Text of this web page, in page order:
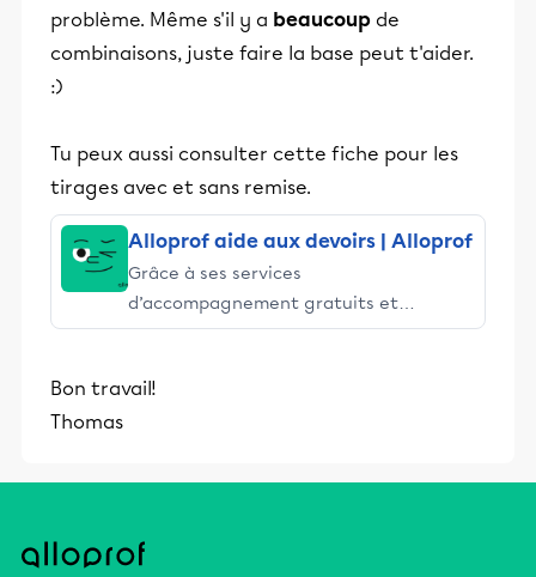
problème. Même s'il y a beaucoup de
combinaisons, juste faire la base peut t'aider.
:)
Tu peux aussi consulter cette fiche pour les
tirages avec et sans remise.
Alloprof aide aux devoirs | Alloprof
Grâce à ses services
d’accompagnement gratuits et
stimulants, Alloprof engage les élèves
éducative.
Bon travail!
Thomas